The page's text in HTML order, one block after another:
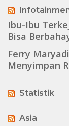
Ibu-Ibu
Bisa
Ferry
Menyimpan
Statistik
Asia